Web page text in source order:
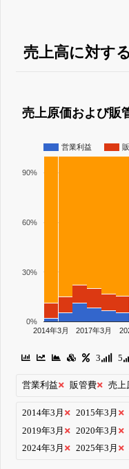
売上高に対す
売上原価および販
営業利益
2014年3月 2017年3月
0%
30%
60%
90%
3 5
営業利益 販管費 売上
2014年3月 2015年3月
2019年3月
2020年3月
2024年3月
2025年3月